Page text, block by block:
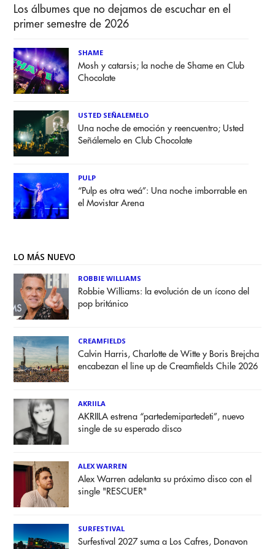
Los álbumes que no dejamos de escuchar en el
primer semestre de 2026
SHAME
Mosh y catarsis; la noche de Shame en Club
Chocolate
USTED SEÑALEMELO
Una noche de emoción y reencuentro; Usted
Señálemelo en Club Chocolate
PULP
“Pulp es otra weá”: Una noche imborrable en
el Movistar Arena
LO MÁS NUEVO
ROBBIE WILLIAMS
Robbie Williams: la evolución de un ícono del
pop británico
CREAMFIELDS
Calvin Harris, Charlotte de Witte y Boris Brejcha
encabezan el line up de Creamfields Chile 2026
AKRIILA
AKRIILA estrena “partedemipartedeti”, nuevo
single de su esperado disco
ALEX WARREN
Alex Warren adelanta su próximo disco con el
single "RESCUER"
SURFESTIVAL
Surfestival 2027 suma a Los Cafres, Donavon